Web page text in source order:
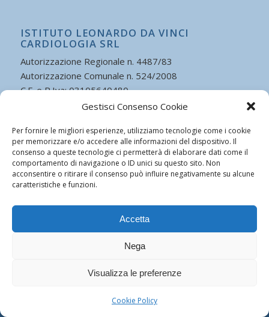
Gestisci Consenso Cookie
Per fornire le migliori esperienze, utilizziamo tecnologie come i cookie
per memorizzare e/o accedere alle informazioni del dispositivo. Il
consenso a queste tecnologie ci permetterà di elaborare dati come il
comportamento di navigazione o ID unici su questo sito. Non
acconsentire o ritirare il consenso può influire negativamente su alcune
caratteristiche e funzioni.
Accetta
Nega
Visualizza le preferenze
Cookie Policy
ISTITUTO LEONARDO DA VINCI
CARDIOLOGIA SRL
Autorizzazione Regionale n. 4487/83
Autorizzazione Comunale n. 524/2008
C.F. e P.Iva: 03105640480
Capitale Sociale Euro 51.481,00 I.v.
© Copyright - Istituto Leonardo da Vinci - Cardiologia - Powered by
communication